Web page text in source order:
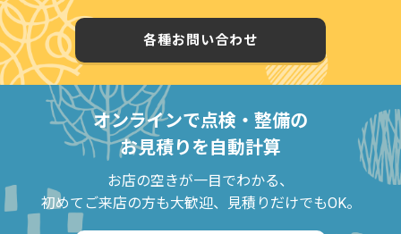
各種お問い合わせ
オンラインで点検・整備の
お見積りを自動計算
お店の空きが一目でわかる、
初めてご来店の方も大歓迎、見積りだけでもOK。